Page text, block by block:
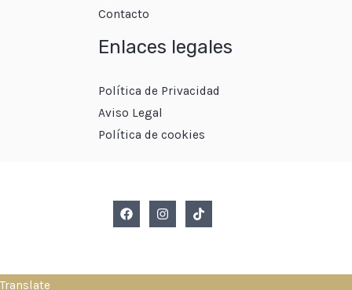
Contacto
Enlaces legales
Política de Privacidad
Aviso Legal
Política de cookies
Translate